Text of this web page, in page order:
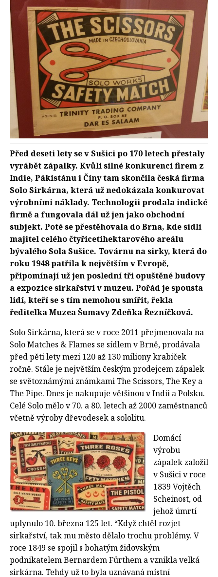
Před deseti lety se v Sušici po 170 letech přestaly
vyrábět zápalky. Kvůli silné konkurenci firem z
Indie, Pákistánu i Číny tam skončila česká firma
Solo Sirkárna, která už nedokázala konkurovat
výrobními náklady. Technologii prodala indické
firmě a fungovala dál už jen jako obchodní
subjekt. Poté se přestěhovala do Brna, kde sídlí
majitel celého čtyřicetihektarového areálu
bývalého Sola Sušice. Továrnu na sirky, která do
roku 1948 patřila k největším v Evropě,
připomínají už jen poslední tři opuštěné budovy
a expozice sirkařství v muzeu. Pořád je spousta
lidí, kteří se s tím nemohou smířit, řekla
ředitelka Muzea Šumavy Zdeňka Řezníčková.
Solo Sirkárna, která se v roce 2011 přejmenovala na
Solo Matches & Flames se sídlem v Brně, prodávala
před pěti lety mezi 120 až 130 miliony krabiček
ročně. Stále je největším českým prodejcem zápalek
se světoznámými známkami The Scissors, The Key a
The Pipe. Dnes je nakupuje většinou v Indii a Polsku.
Celé Solo mělo v 70. a 80. letech až 2000 zaměstnanců
včetně výroby dřevodesek a sololitu.
Domácí
výrobu
zápalek založil
v Sušici v roce
1839 Vojtěch
Scheinost, od
jehož úmrtí
uplynulo 10. března 125 let. “Když chtěl rozjet
sirkařství, tak mu město dělalo trochu problémy. V
roce 1849 se spojil s bohatým židovským
podnikatelem Bernardem Fürthem a vznikla velká
sirkárna. Tehdy už to byla uznávaná místní